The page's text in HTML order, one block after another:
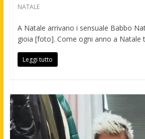
NATALE
A Natale arrivano i sensuale Babbo
gioia [foto]. Come ogni anno a Natale
Leggi tutto